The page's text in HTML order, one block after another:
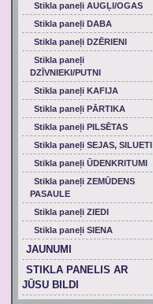
Stikla paneļi AUGĻI/OGAS
Stikla paneļi DABA
Stikla paneļi DZĒRIENI
Stikla paneļi
DZĪVNIEKI/PUTNI
Stikla paneļi KAFIJA
Stikla paneļi PĀRTIKA
Stikla paneļi PILSĒTAS
Stikla paneļi SEJAS, SILUETI
Stikla paneļi ŪDENKRITUMI
Stikla paneļi ZEMŪDENS
PASAULE
Stikla paneļi ZIEDI
Stikla paneļi SIENA
JAUNUMI
STIKLA PANELIS AR
JŪSU BILDI